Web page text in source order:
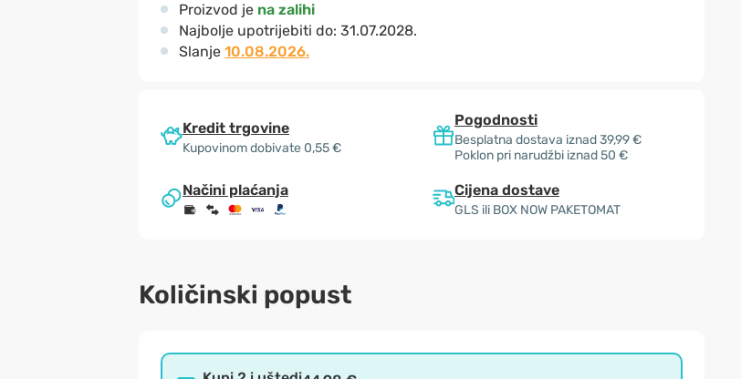
Proizvod je na zalihi
Najbolje upotrijebiti do: 31.07.2028.
Slanje 10.08.2026.
Kredit trgovine
Kupovinom dobivate 0,55 €
Pogodnosti
Besplatna dostava iznad 39,99 €
Poklon pri narudžbi iznad 50 €
Načini plaćanja Cijena dostave
GLS ili BOX NOW PAKETOMAT
Količinski popust